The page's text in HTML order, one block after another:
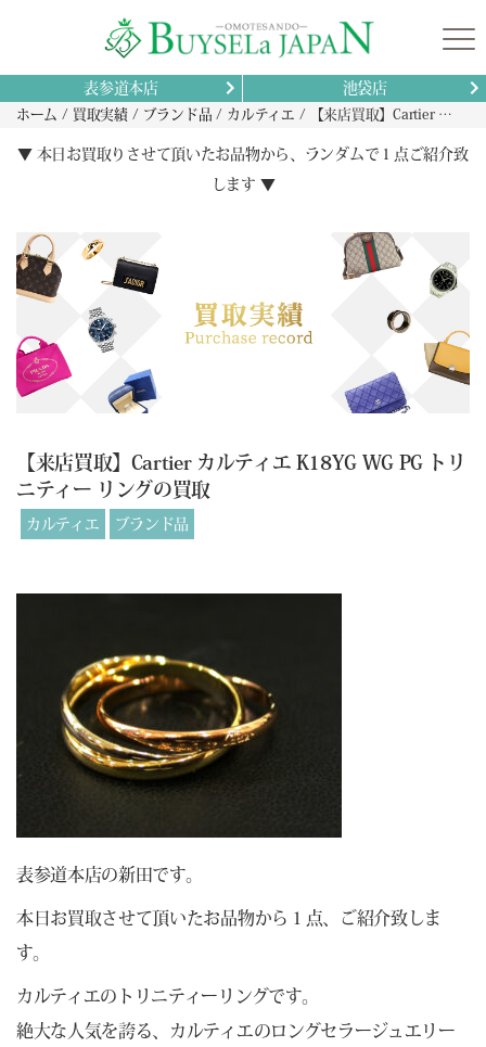
表参道本店 池袋店
ホーム 買取実績 ブランド品 カルティエ 【来店買取】Cartier カルティエ K18YG WG PG トリニティー リングの買取
▼ 本日お買取りさせて頂いたお品物から、ランダムで１点ご紹介致
します ▼
【来店買取】Cartier カルティエ K18YG WG PG トリ
ニティー リングの買取
カルティエ ブランド品
表参道本店の新田です。
本日お買取させて頂いたお品物から１点、ご紹介致しま
す。
カルティエのトリニティーリングです。
絶大な人気を誇る、カルティエのロングセラージュエリー